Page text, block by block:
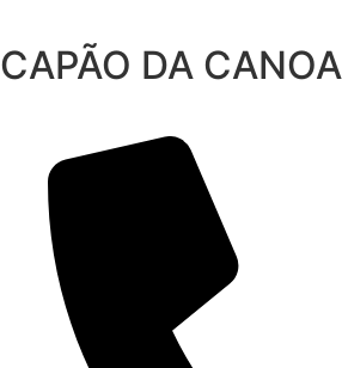
CAPÃO DA CANOA